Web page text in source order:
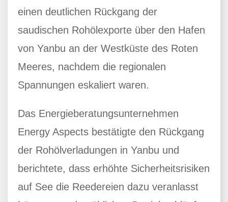
einen deutlichen Rückgang der
saudischen Rohölexporte über den Hafen
von Yanbu an der Westküste des Roten
Meeres, nachdem die regionalen
Spannungen eskaliert waren.
Das Energieberatungsunternehmen
Energy Aspects bestätigte den Rückgang
der Rohölverladungen in Yanbu und
berichtete, dass erhöhte Sicherheitsrisiken
auf See die Reedereien dazu veranlasst